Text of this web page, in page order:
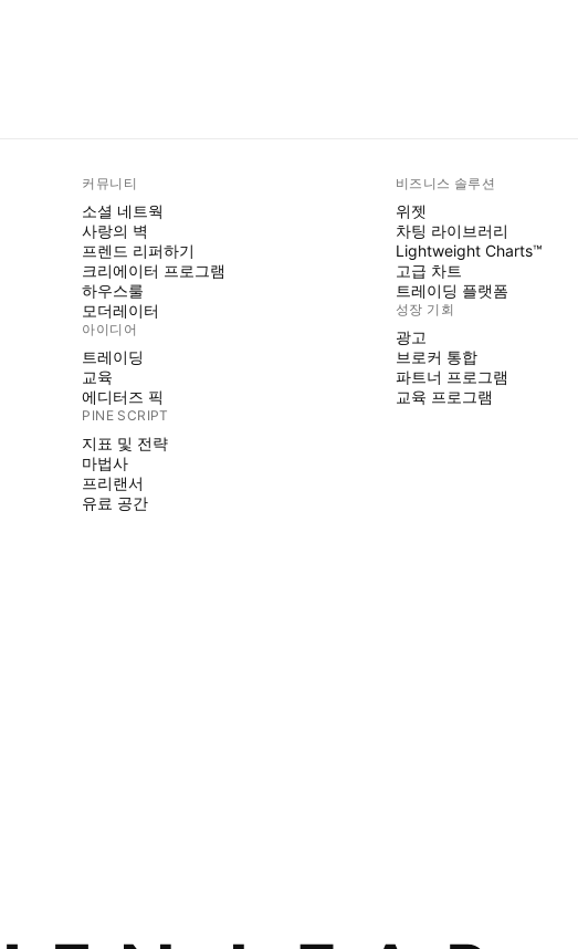
커뮤니티
소셜 네트웍
사랑의 벽
프렌드 리퍼하기
크리에이터 프로그램
하우스룰
모더레이터
아이디어
트레이딩
교육
에디터즈 픽
PINE SCRIPT
지표 및 전략
마법사
프리랜서
유료 공간
비즈니스 솔루션
위젯
차팅 라이브러리
Lightweight Charts™
고급 차트
트레이딩 플랫폼
성장 기회
광고
브로커 통합
파트너 프로그램
교육 프로그램